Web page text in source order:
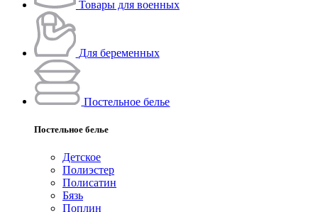
Товары для военных
Для беременных
Постельное белье
Постельное белье
Детское
Полиэстeр
Полисатин
Бязь
Поплин